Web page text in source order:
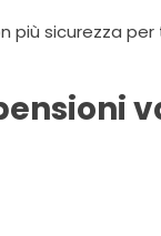
più sicurezza